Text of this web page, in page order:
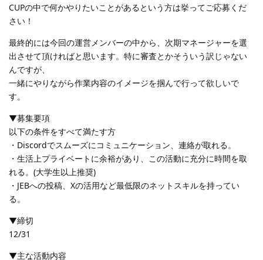
CUPの中で何かやりたいことがあるという方は挙ってご応募くだ
さい！
最終的には今回の運営メンバーの中から、次期マネージャーを選
出させて頂ければと思います。特に審査とかそういう訳じゃない
んですが、
一緒にやりながら作業内容のイメージを掴んで行って欲しいで
す。
▼募集要項
以下の条件をすべて満たす方
・Discordでスムーズにコミュニケーション、連絡が取れる。
・生活上プライベートに余裕があり、この活動に充分に時間を取
れる。(大学生以上推奨)
・JEBへの投稿、Xの活用など最低限のネットスキルを持ってい
る。
▼締切
12/31
▼主な活動内容